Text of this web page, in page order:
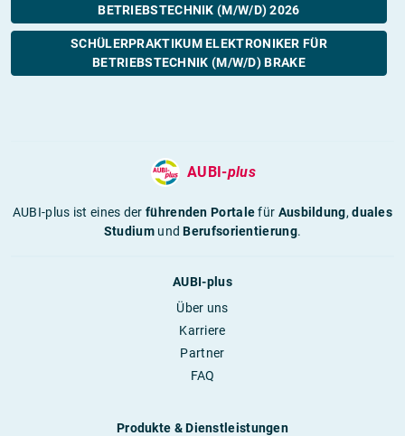
BETRIEBSTECHNIK (M/W/D) 2026
SCHÜLERPRAKTIKUM ELEKTRONIKER FÜR
BETRIEBSTECHNIK (M/W/D) BRAKE
AUBI-plus
AUBI-plus ist eines derführenden Portalefür Ausbildung,duales
StudiumundBerufsorientierung.
AUBI-plus
Über uns
Karriere
Partner
FAQ
Produkte & Dienstleistungen